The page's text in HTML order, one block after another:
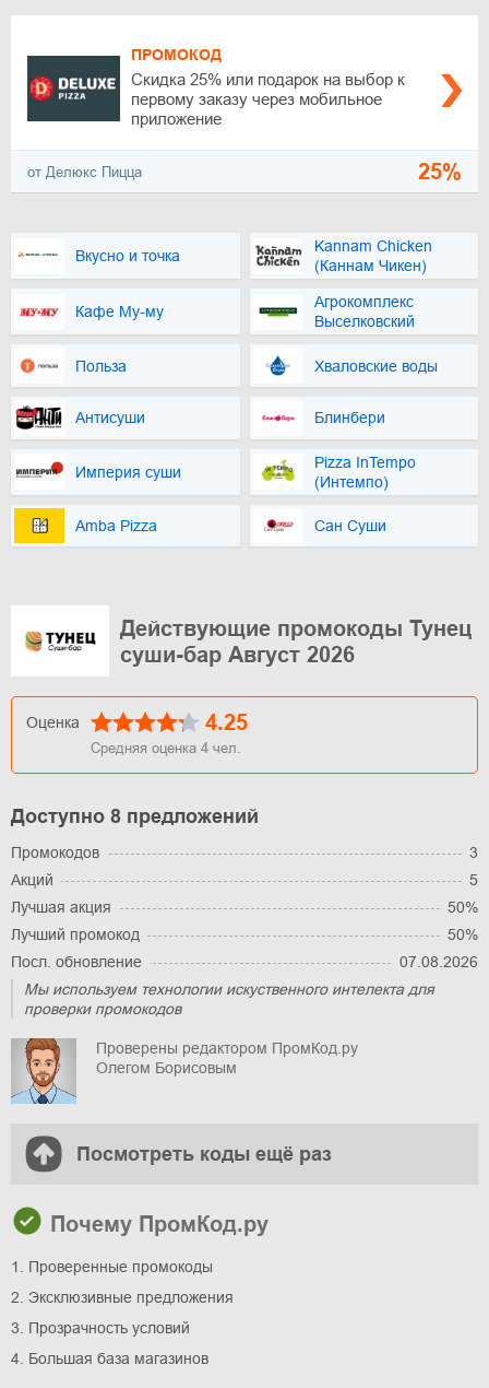
ПРОМОКОД
Скидка 25% или подарок на выбор к
первому заказу через мобильное
приложение
от Делюкс Пицца 25%
Вкусно и точка
Kannam Chicken
(Каннам Чикен)
Кафе Му-му
Агрокомплекс
Выселковский
Польза Хваловские воды
Антисуши Блинбери
Империя суши
Pizza InTempo
(Интемпо)
Amba Pizza Сан Суши
Действующие промокоды Тунец
суши-бар Август 2026
Оценка 4.25
Средняя оценка 4 чел.
Доступно 8 предложений
Промокодов
3
Акций
5
Лучшая акция
50%
Лучший промокод
50%
Посл. обновление
07.08.2026
Мы используем технологии искуственного интелекта для
проверки промокодов
Проверены редактором ПромКод.ру
Олегом Борисовым
Посмотреть коды ещё раз
Почему ПромКод.ру
1. Проверенные промокоды
2. Эксклюзивные предложения
3. Прозрачность условий
4. Большая база магазинов